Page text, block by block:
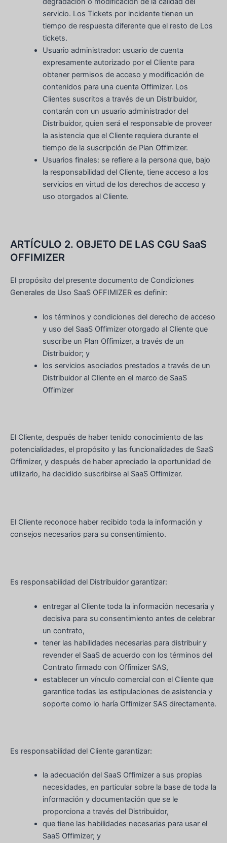
servicio. Los Tickets por incidente tienen un
tiempo de respuesta diferente que el resto de Los
tickets.
Usuario administrador: usuario de cuenta
expresamente autorizado por el Cliente para
obtener permisos de acceso y modificación de
contenidos para una cuenta Offimizer. Los
Clientes suscritos a través de un Distribuidor,
contarán con un usuario administrador del
Distribuidor, quien será el responsable de proveer
la asistencia que el Cliente requiera durante el
tiempo de la suscripción de Plan Offimizer.
Usuarios finales: se refiere a la persona que, bajo
la responsabilidad del Cliente, tiene acceso a los
servicios en virtud de los derechos de acceso y
uso otorgados al Cliente.
ARTÍCULO 2. OBJETO DE LAS CGU SaaS
OFFIMIZER
El propósito del presente documento de Condiciones
Generales de Uso SaaS OFFIMIZER es definir:
los términos y condiciones del derecho de acceso
y uso del SaaS Offimizer otorgado al Cliente que
suscribe un Plan Offimizer, a través de un
Distribuidor; y
los servicios asociados prestados a través de un
Distribuidor al Cliente en el marco de SaaS
Offimizer
El Cliente, después de haber tenido conocimiento de las
potencialidades, el propósito y las funcionalidades de SaaS
Offimizer, y después de haber apreciado la oportunidad de
utilizarlo, ha decidido suscribirse al SaaS Offimizer.
El Cliente reconoce haber recibido toda la información y
consejos necesarios para su consentimiento.
Es responsabilidad del Distribuidor garantizar:
entregar al Cliente toda la información necesaria y
decisiva para su consentimiento antes de celebrar
un contrato,
tener las habilidades necesarias para distribuir y
revender el SaaS de acuerdo con los términos del
Contrato firmado con Offimizer SAS,
establecer un vínculo comercial con el Cliente que
garantice todas las estipulaciones de asistencia y
soporte como lo haría Offimizer SAS directamente.
Es responsabilidad del Cliente garantizar:
la adecuación del SaaS Offimizer a sus propias
necesidades, en particular sobre la base de toda la
información y documentación que se le
proporciona a través del Distribuidor,
que tiene las habilidades necesarias para usar el
SaaS Offimizer; y